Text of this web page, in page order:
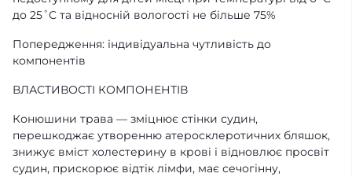
до 25˚С та відносній вологості не більше 75%
Попередження: індивідуальна чутливість до
компонентів
ВЛАСТИВОСТІ КОМПОНЕНТІВ
Конюшини трава — зміцнює стінки судин,
перешкоджає утворенню атеросклеротичних бляшок,
знижує вміст холестерину в крові і відновлює просвіт
судин, прискорює відтік лімфи, має сечогінну,